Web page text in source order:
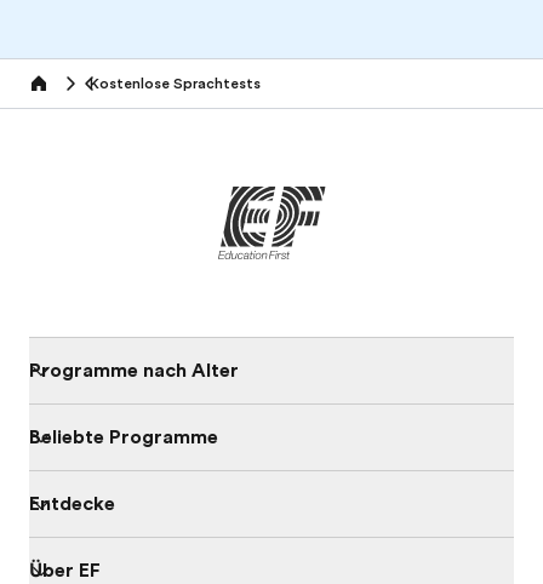
Home Kostenlose Sprachtests
Programme nach Alter
Beliebte Programme
Entdecke
Über EF